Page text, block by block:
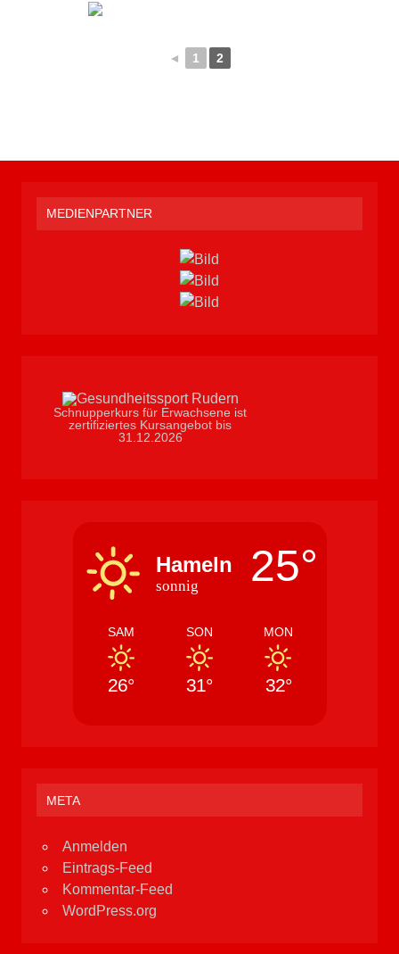
◄ 1 2
MEDIENPARTNER
Schnupperkurs für Erwachsene ist
zertifiziertes Kursangebot bis
31.12.2026
Hameln
sonnig 25°
SAM
26°
SON
31°
MON
32°
META
Anmelden
Eintrags-Feed
Kommentar-Feed
WordPress.org